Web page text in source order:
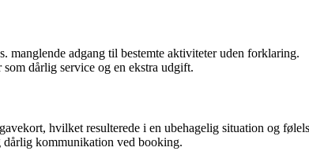
manglende adgang til bestemte aktiviteter uden forklaring.
dårlig service og en ekstra udgift.
hvilket resulterede i en ubehagelig situation og
dårlig kommunikation ved booking.